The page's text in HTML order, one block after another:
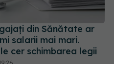
din Sănătate ar
salarii mai mari.
cer schimbarea legii